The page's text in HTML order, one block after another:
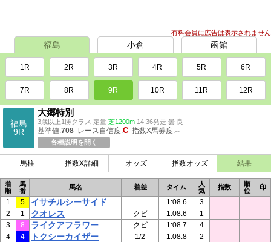
有料会員に広告は表示されません
福島 小倉 函館
1R 2R 3R 4R 5R 6R
7R 8R 9R 10R 11R 12R
福島
9R
大郷特別
3歳以上1勝クラス 定量 芝1200m 14:36発走 曇 良
基準値:708 レース自信度:C 指数X馬券度:--
各種説明を開く
馬柱 指数X詳細 オッズ 指数オッズ 結果
着
順
馬
番
馬名 着差 タイム
人
気
指数
順
位
印
1 5 イサチルシーサイド 1:08.6
3
2
1 クオレス クビ 1:08.6
1
3
8 ライクアフラワー クビ 1:08.7
4
4
4 トクシーカイザー 1/2 1:08.8
2